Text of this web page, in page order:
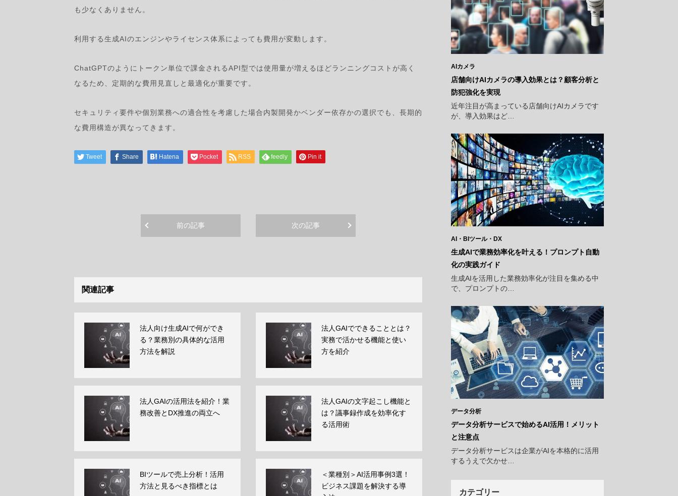
も少なくありません。
利用する生成AIのエンジンやライセンス体系によっても費用が変動します。
ChatGPTのようにトークン単位で課金されるAPI型では使用量が増えるほどランニングコストが高く
なるため、定期的な費用見直しと最適化が重要です。
セキュリティ要件や個別業務への適合性を考慮した場合内製開発かベンダー依存かの選択でも、長期的
な費用構造が異なってきます。
Tweet Share Hatena Pocket RSS feedly Pin it
前の記事 次の記事
関連記事
法人向け生成AIで何ができ
る？業務別の具体的な活用
方法を解説
法人GAIでできることとは？
実務で活かせる機能と使い
方を紹介
法人GAIの活用法を紹介！業
務改善とDX推進の両立へ
法人GAIの文字起こし機能と
は？議事録作成を効率化す
る活用術
BIツールで売上分析！活用
方法と見るべき指標とは
＜業種別＞AI活用事例3選！
ビジネス課題を解決する導
AIカメラ
店舗向けAIカメラの導入効果とは？顧客分析と
防犯強化を実現
近年注目が高まっている店舗向けAIカメラです
が、導入効果はど…
AI・BIツール・DX
生成AIで業務効率化を叶える！プロンプト自動
化の実践ガイド
生成AIを活用した業務効率化が注目を集める中
で、プロンプトの…
データ分析
データ分析サービスで始めるAI活用！メリット
と注意点
データ分析サービスは企業がAIを本格的に活用
するうえで欠かせ…
カテゴリー